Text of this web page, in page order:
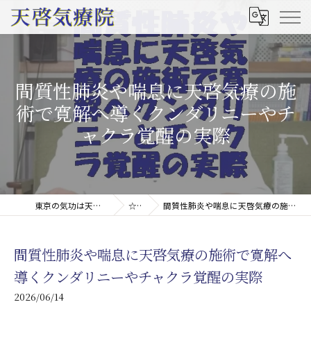
間質性肺炎や喘息に天啓気療の施
術で寛解へ導くクンダリニーやチ
ャクラ覚醒の実際
東京の気功は天啓気療院(天啓気功療法治療院) ☆コラム 間質性肺炎や喘息に天啓気療の施術で寛解へ導くクンダリニーやチャクラ覚醒の実際
間質性肺炎や喘息に天啓気療の施術で寛解へ
導くクンダリニーやチャクラ覚醒の実際
2026/06/14